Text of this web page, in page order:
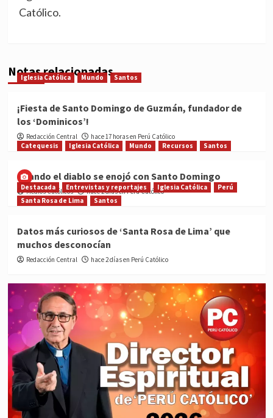
Católico.
Notas relacionadas
Iglesia Católica Mundo Santos
¡Fiesta de Santo Domingo de Guzmán, fundador de
los ‘Dominicos’!
Redacción Central
hace 17 horas en Perú Católico
Catequesis
Iglesia Católica Mundo Recursos Santos
Cuando el diablo se enojó con Santo Domingo
Medios Católicos hace 2 días en Perú Católico
Destacada Entrevistas y reportajes Iglesia Católica
Perú
Santa Rosa de Lima
Santos
Datos más curiosos de ‘Santa Rosa de Lima’ que
muchos desconocían
Redacción Central hace 2 días en Perú Católico